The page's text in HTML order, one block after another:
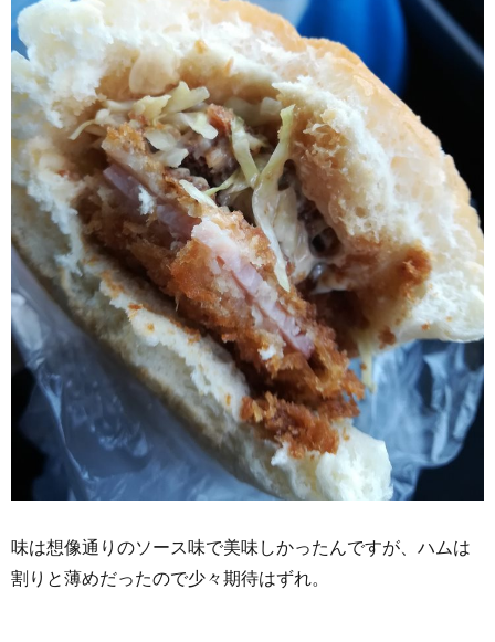
味は想像通りのソース味で美味しかったんですが、ハムは
割りと薄めだったので少々期待はずれ。